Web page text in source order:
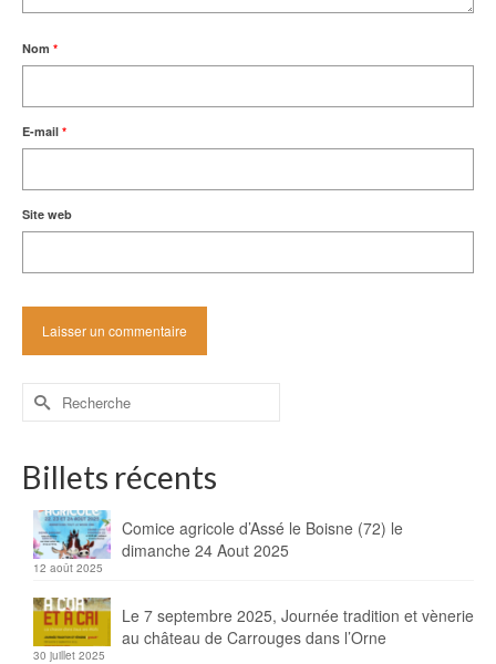
Nom *
E-mail *
Site web
Rechercher :
Billets récents
Comice agricole d’Assé le Boisne (72) le
dimanche 24 Aout 2025
12 août 2025
Le 7 septembre 2025, Journée tradition et vènerie
au château de Carrouges dans l’Orne
30 juillet 2025